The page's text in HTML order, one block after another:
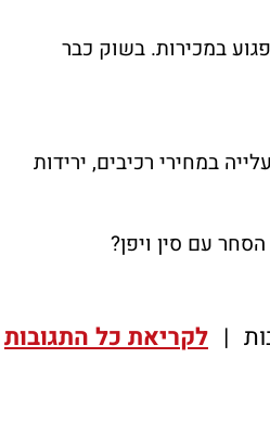
במכירות. בשוק כבר
במחירי רכיבים, ירידות
עם סין ויפן?
| לקריאת כל התגובות